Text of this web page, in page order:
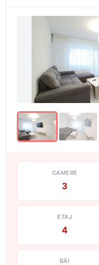
CAMERE
3
ETAJ
4
BĂI